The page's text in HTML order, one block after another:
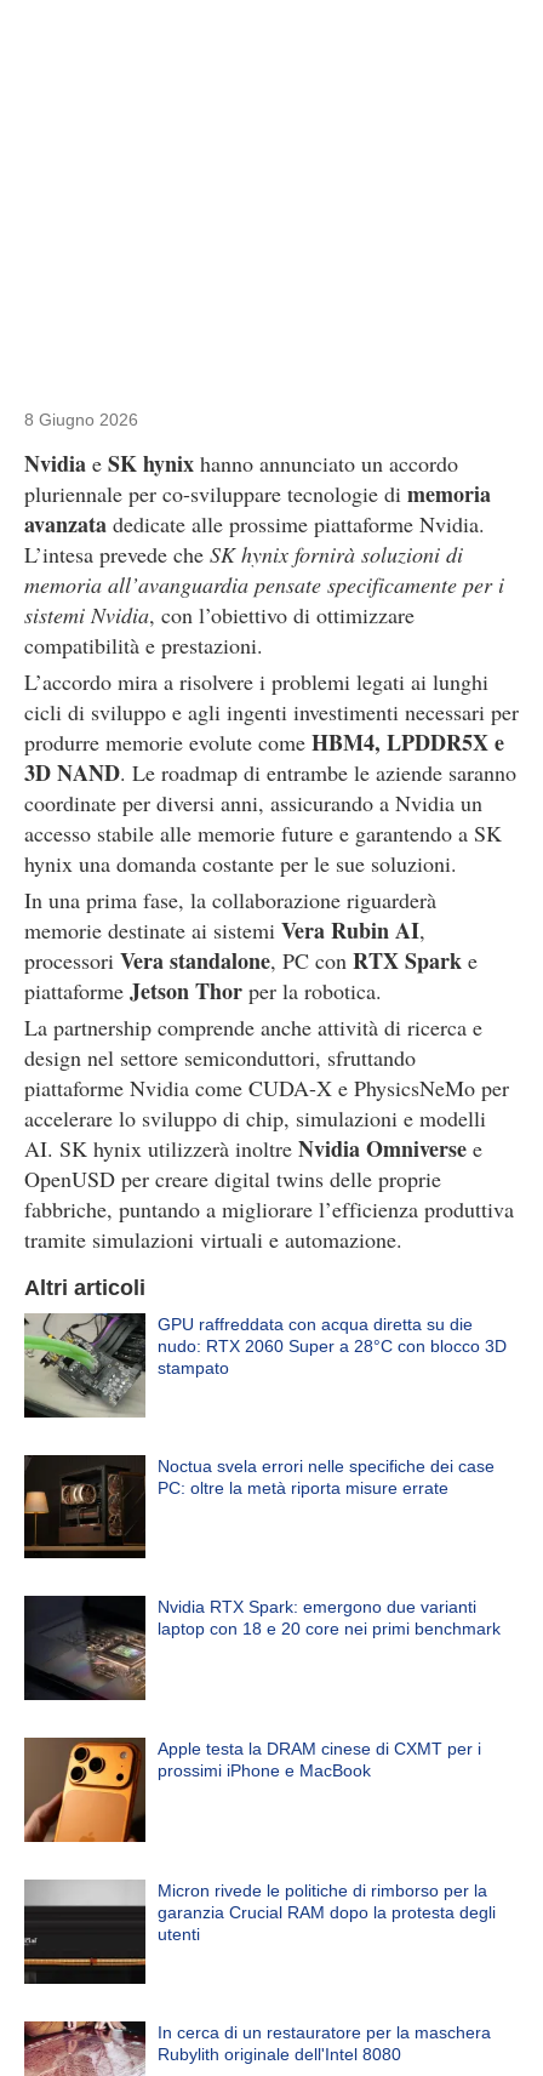
8 Giugno 2026
Nvidia e SK hynix hanno annunciato un accordo
pluriennale per co-sviluppare tecnologie di memoria
avanzata dedicate alle prossime piattaforme Nvidia.
L’intesa prevede che SK hynix fornirà soluzioni di
memoria all’avanguardia pensate specificamente per i
sistemi Nvidia, con l’obiettivo di ottimizzare
compatibilità e prestazioni.
L’accordo mira a risolvere i problemi legati ai lunghi
cicli di sviluppo e agli ingenti investimenti necessari per
produrre memorie evolute come HBM4, LPDDR5X e
3D NAND. Le roadmap di entrambe le aziende saranno
coordinate per diversi anni, assicurando a Nvidia un
accesso stabile alle memorie future e garantendo a SK
hynix una domanda costante per le sue soluzioni.
In una prima fase, la collaborazione riguarderà
memorie destinate ai sistemi Vera Rubin AI,
processori Vera standalone, PC con RTX Spark e
piattaforme Jetson Thor per la robotica.
La partnership comprende anche attività di ricerca e
design nel settore semiconduttori, sfruttando
piattaforme Nvidia come CUDA-X e PhysicsNeMo per
accelerare lo sviluppo di chip, simulazioni e modelli
AI. SK hynix utilizzerà inoltre Nvidia Omniverse e
OpenUSD per creare digital twins delle proprie
fabbriche, puntando a migliorare l’efficienza produttiva
tramite simulazioni virtuali e automazione.
Altri articoli
GPU raffreddata con acqua diretta su die
nudo: RTX 2060 Super a 28°C con blocco 3D
stampato
Noctua svela errori nelle specifiche dei case
PC: oltre la metà riporta misure errate
Nvidia RTX Spark: emergono due varianti
laptop con 18 e 20 core nei primi benchmark
Apple testa la DRAM cinese di CXMT per i
prossimi iPhone e MacBook
Micron rivede le politiche di rimborso per la
garanzia Crucial RAM dopo la protesta degli
utenti
In cerca di un restauratore per la maschera
Rubylith originale dell'Intel 8080